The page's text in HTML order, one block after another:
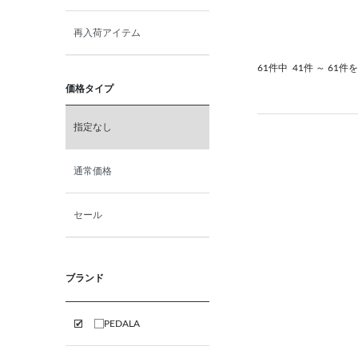
再入荷アイテム
価格タイプ
指定なし
通常価格
セール
ブランド
PEDALA
61件中 41件 ～ 61件